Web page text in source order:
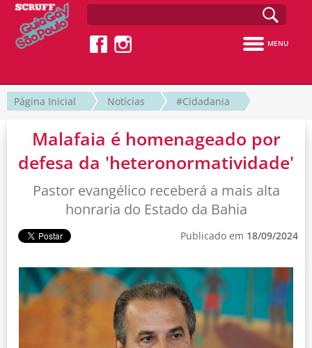
MENU
Página Inicial Notícias #Cidadania
Malafaia é homenageado por
defesa da 'heteronormatividade'
Pastor evangélico receberá a mais alta
honraria do Estado da Bahia
Publicado em 18/09/2024